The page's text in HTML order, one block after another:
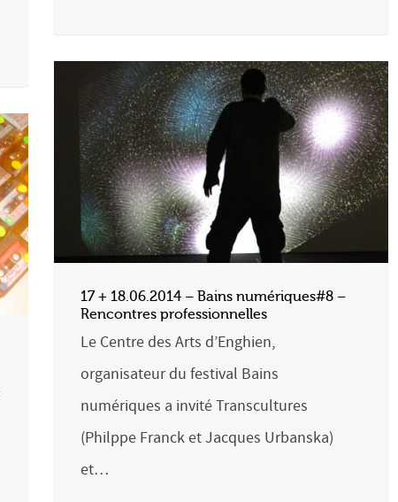
17 + 18.06.2014 – Bains numériques#8 –
Rencontres professionnelles
Le Centre des Arts d’Enghien,
organisateur du festival Bains
numériques a invité Transcultures
(Philppe Franck et Jacques Urbanska)
et…